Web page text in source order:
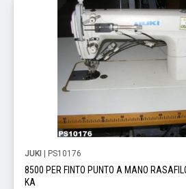
JUKI | PS10176
8500 PER FINTO PUNTO A MANO
KA